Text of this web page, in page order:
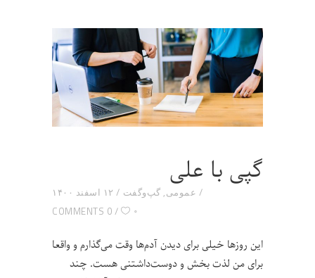
گپی با علی
۱۲ اسفند ۱۴۰۰ عمومی, گپ‌و‌گفت
0 COMMENTS
۰
این روزها خیلی برای دیدن آدم‌ها وقت می‌گذارم و واقعا
برای من لذت بخش و دوست‌داشتنی هست. چند